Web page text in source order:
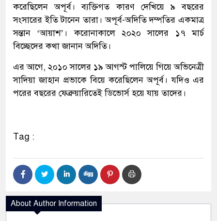
করেছিলেন অপূর্ব। ব্যক্তিগত কারণ দেখিয়ে ৯ বছরের
সংসারের ইতি টানেন তারা। অপূর্ব-অদিতি দম্পতির একমাত্র
সন্তান ‘আয়াশ’। করোনাকালে ২০২০ সালের ১৭ মার্চ
বিচ্ছেদের কথা জানান অদিতি।
এর আগে, ২০১০ সালের ১৯ আগস্ট পালিয়ে গিয়ে অভিনেত্রী
সাদিয়া জাহান প্রভাকে বিয়ে করেছিলেন অপূর্ব। যদিও এর
পরের বছরের ফেব্রুয়ারিতেই ডিভোর্স হয়ে যায় তাদের।
Tag :
About Author Information